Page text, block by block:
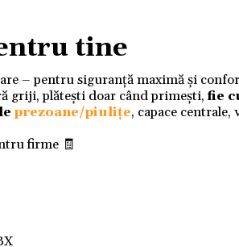
tine
– pentru siguranță maximă și
griji, plătești doar când primești,fie
prezoane/piulițe, capace
firme 🧾